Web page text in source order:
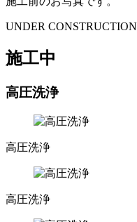
UNDER CONSTRUCTION
施工中
高圧洗浄
高圧洗浄
高圧洗浄